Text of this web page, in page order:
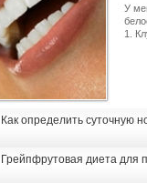
У
1.
Как определить суточную
Грейпфрутовая диета для